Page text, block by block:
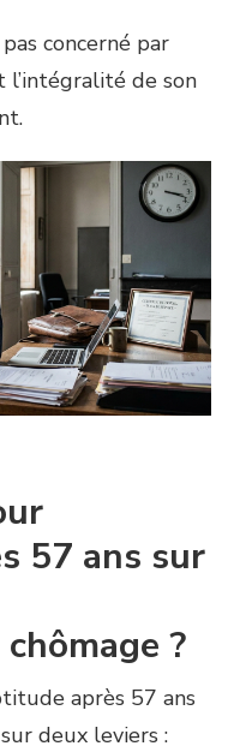
pas concerné par
de son
57 ans sur
?
après 57 ans
deux leviers :